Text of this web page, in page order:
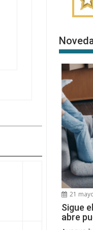
21
Sigue
abre